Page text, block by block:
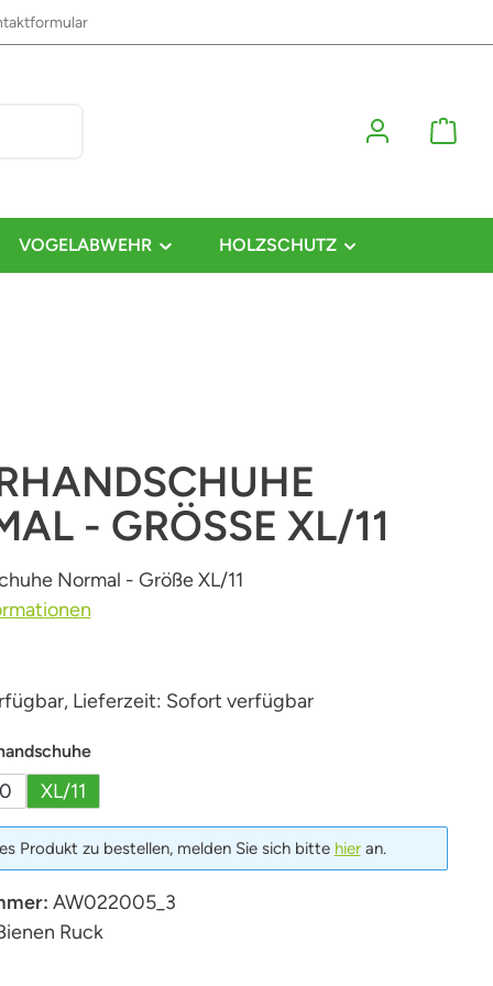
VOGELABWEHR HOLZSCHUTZ
- GRÖSSE XL/11
Normal - Größe XL/11
Lieferzeit: Sofort verfügbar
auswählen
XL/11
Produkt zu bestellen, melden Sie sich bitte hieran.
AW022005_3
Ruck